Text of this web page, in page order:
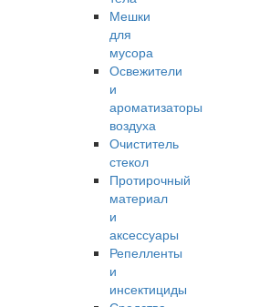
Мешки
для
мусора
Освежители
и
ароматизаторы
воздуха
Очиститель
стекол
Протирочный
материал
и
аксессуары
Репелленты
и
инсектициды